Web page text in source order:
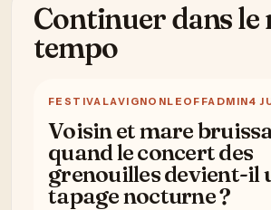
Continuer dans le
tempo
FESTIVALAVIGNONLEOFFADMIN4
Voisin et mare
quand le concert des
grenouilles devient-il
tapage nocturne ?